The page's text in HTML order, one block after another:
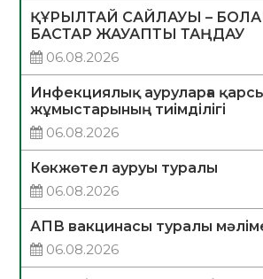
ҚҰРЫЛТАЙ САЙЛАУЫ –
БАСТАР ЖАУАПТЫ ТАҢДАУ
06.08.2026
Инфекциялық ауруларға
жұмыстарының тиімділігі
06.08.2026
Көкжөтел ауруы туралы
06.08.2026
АПВ вакцинасы туралы
06.08.2026